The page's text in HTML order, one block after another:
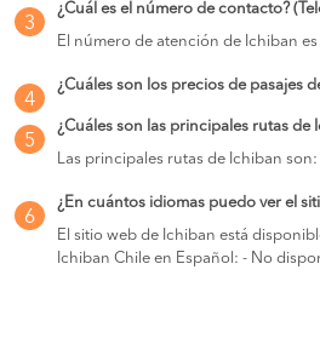
3
¿Cuál es el número de contacto?
El número de atención de Ichiban
4
¿Cuáles son los precios de pasajes
5
¿Cuáles son las principales rutas de
Las principales rutas de Ichiban son:
6
¿En cuántos idiomas puedo ver el
El sitio web de Ichiban está
Ichiban Chile en Español: - No